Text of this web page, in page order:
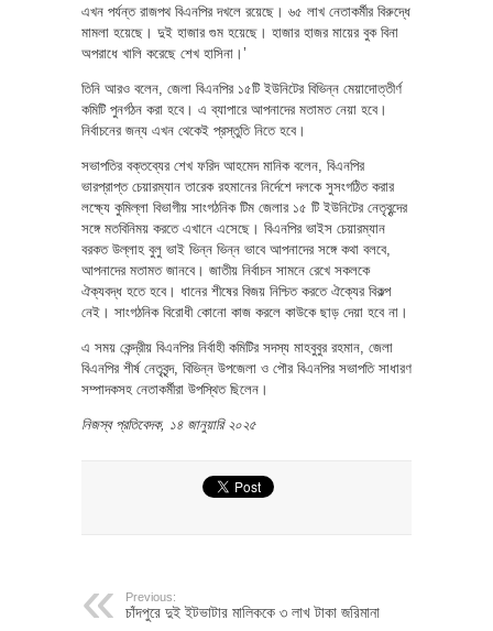
এখন পর্যন্ত রাজপথ বিএনপির দখলে রয়েছে। ৬৫ লাখ নেতাকর্মীর বিরুদ্ধে
মামলা হয়েছে। দুই হাজার গুম হয়েছে। হাজার হাজর মায়ের বুক বিনা
অপরাধে খালি করেছে শেখ হাসিনা।’
তিনি আরও বলেন, জেলা বিএনপির ১৫টি ইউনিটের বিভিন্ন মেয়াদোত্তীর্ণ
কমিটি পুনর্গঠন করা হবে। এ ব্যাপারে আপনাদের মতামত নেয়া হবে।
নির্বাচনের জন্য এখন থেকেই প্রস্তুতি নিতে হবে।
সভাপতির বক্তব্যের শেখ ফরিদ আহমেদ মানিক বলেন, বিএনপির
ভারপ্রাপ্ত চেয়ারম্যান তারেক রহমানের নির্দেশে দলকে সুসংগঠিত করার
লক্ষ্যে কুমিল্লা বিভাগীয় সাংগঠনিক টিম জেলার ১৫ টি ইউনিটের নেতৃবৃন্দের
সঙ্গে মতবিনিময় করতে এখানে এসেছে। বিএনপির ভাইস চেয়ারম্যান
বরকত উল্লাহ বুলু ভাই ভিন্ন ভিন্ন ভাবে আপনাদের সঙ্গে কথা বলবে,
আপনাদের মতামত জানবে। জাতীয় নির্বাচন সামনে রেখে সকলকে
ঐক্যবদ্ধ হতে হবে। ধানের শীষের বিজয় নিশ্চিত করতে ঐক্যের বিকল্প
নেই। সাংগঠনিক বিরোধী কোনো কাজ করলে কাউকে ছাড় দেয়া হবে না।
এ সময় কেন্দ্রীয় বিএনপির নির্বাহী কমিটির সদস্য মাহবুবুর রহমান, জেলা
বিএনপির শীর্ষ নেতৃবৃন্দ, বিভিন্ন উপজেলা ও পৌর বিএনপির সভাপতি সাধারণ
সম্পাদকসহ নেতাকর্মীরা উপস্থিত ছিলেন।
নিজস্ব প্রতিবেদক, ১৪ জানুয়ারি ২০২৫
Previous:
চাঁদপুরে দুই ইটভাটার মালিককে ৩ লাখ টাকা জরিমানা